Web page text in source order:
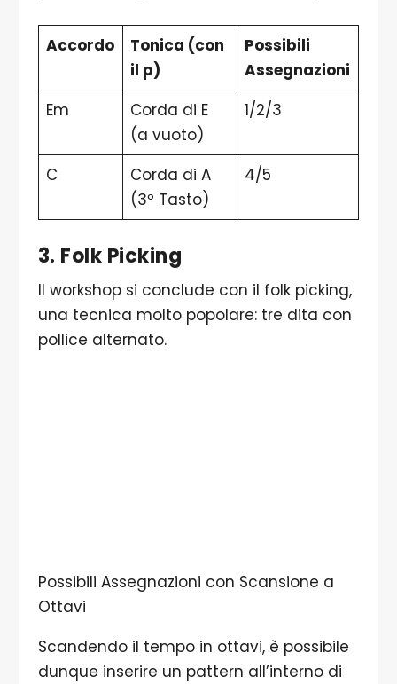
Accordo
Tonica (con
il p)
Possibili
Assegnazioni
Em
Corda di E
(a vuoto)
1/2/3
C
Corda di A
(3º Tasto)
4/5
3. Folk Picking
Il workshop si conclude con il folk picking,
una tecnica molto popolare: tre dita con
pollice alternato.
Possibili Assegnazioni con Scansione a
Ottavi
Scandendo il tempo in ottavi, è possibile
dunque inserire un pattern all’interno di